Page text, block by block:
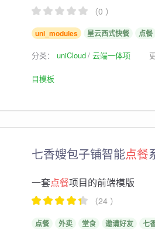
（0 ）
uni_modules 星云西式快餐 点餐
分类： uniCloud 云端一体项
目模板
七香嫂包子铺智能点餐
一套点餐项目的前端模版
（24 ）
点餐 外卖 堂食 邀请好友 七